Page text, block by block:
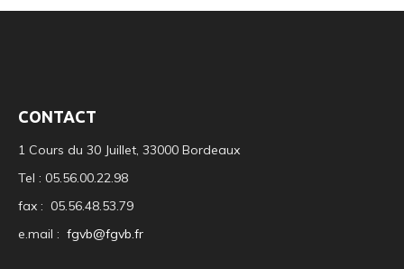
CONTACT
1 Cours du 30 Juillet, 33000 Bordeaux
Tel : 05.56.00.22.98
fax : 05.56.48.53.79
e.mail : fgvb@fgvb.fr